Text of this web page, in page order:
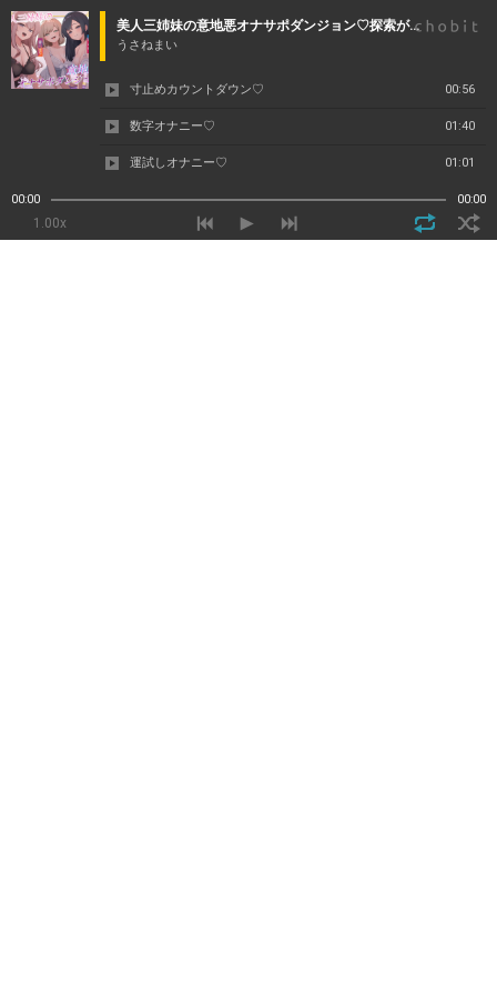
美人三姉妹の意地悪オナサポダンジョン♡探索が長引くほどクリアが難しくなる音声♪
うさねまい
寸止めカウントダウン♡ 00:56
数字オナニー♡ 01:40
運試しオナニー♡ 01:01
しこしこボイス♡ 00:49
吐息オナニー♡ 01:09
00:00 00:00
1.00x